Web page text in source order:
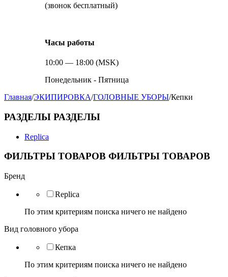
(звонок бесплатный)
Часы работы
10:00 — 18:00 (MSK)
Понедельник - Пятница
Главная/ЭКИПИРОВКА/ГОЛОВНЫЕ УБОРЫ/Кепки
РАЗДЕЛЫ РАЗДЕЛЫ
Replica
ФИЛЬТРЫ ТОВАРОВ ФИЛЬТРЫ ТОВАРОВ
Бренд
Replica
По этим критериям поиска ничего не найдено
Вид головного убора
Кепка
По этим критериям поиска ничего не найдено